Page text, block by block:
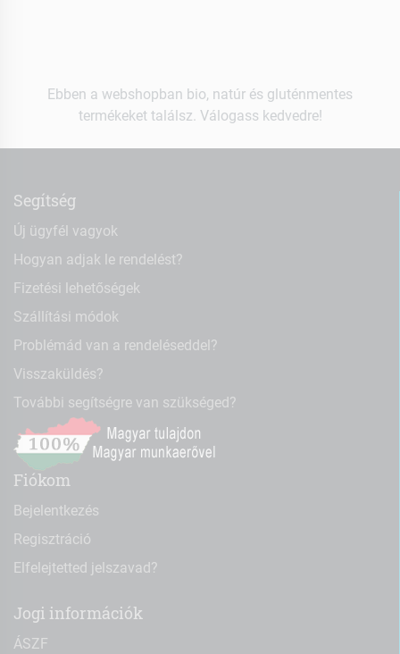
Ebben a webshopban bio, natúr és gluténmentes
termékeket találsz. Válogass kedvedre!
Segítség
Új ügyfél vagyok
Hogyan adjak le rendelést?
Fizetési lehetőségek
Szállítási módok
Problémád van a rendeléseddel?
Visszaküldés?
További segítségre van szükséged?
Fiókom
Bejelentkezés
Regisztráció
Elfelejtetted jelszavad?
Jogi információk
ÁSZF